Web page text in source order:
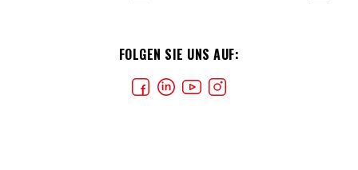
FOLGEN SIE UNS AUF: